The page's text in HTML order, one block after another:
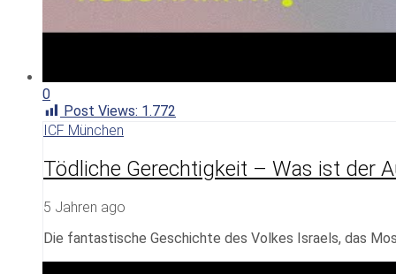
0
Post Views: 1.772
ICF München
Tödliche Gerechtigkeit – Was ist der
5 Jahren ago
Die fantastische Geschichte des Volkes Israels, das